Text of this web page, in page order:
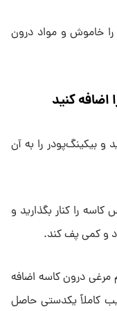
را خاموش و مواد درون
کنید
و بیکینگ‌پودر را به آن
را کنار بگذارید و
و کمی پف کند.
درون کاسه اضافه
تا ترکیب کاملاً یکدستی حاصل